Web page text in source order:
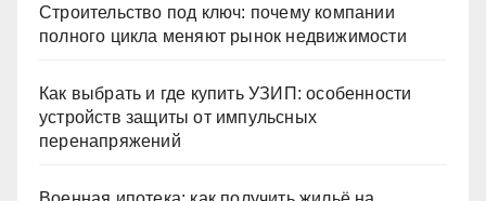
Строительство под ключ: почему компании
полного цикла меняют рынок недвижимости
Как выбрать и где купить УЗИП: особенности
устройств защиты от импульсных
перенапряжений